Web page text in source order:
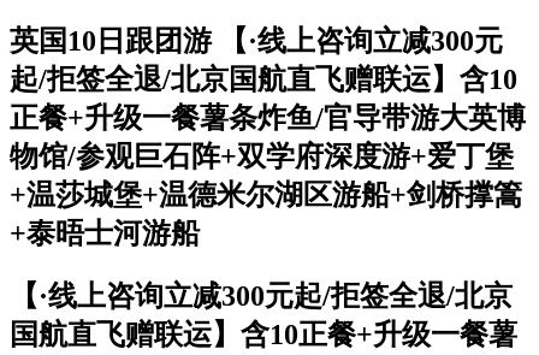
英国10日跟团游 【·线上咨询立减300元
起/拒签全退/北京国航直飞赠联运】含10
正餐+升级一餐薯条炸鱼/官导带游大英博
物馆/参观巨石阵+双学府深度游+爱丁堡
+温莎城堡+温德米尔湖区游船+剑桥撑篙
+泰晤士河游船
【·线上咨询立减300元起/拒签全退/北京
国航直飞赠联运】含10正餐+升级一餐薯